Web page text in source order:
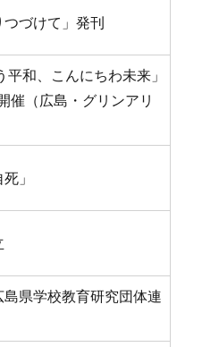
つづけて」発刊
和、こんにちわ未来」
催（広島・グリンアリ
」
県学校教育研究団体連